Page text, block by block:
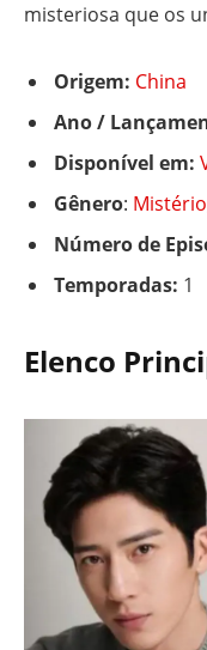
misteriosa que os
Origem: China
Ano /
Disponível em:
Gênero: Mistério
Número de
Temporadas: 1
Elenco